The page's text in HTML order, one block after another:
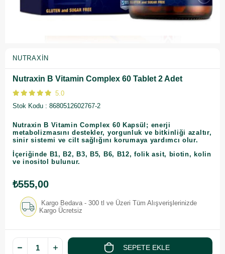
NUTRAXIN
Nutraxin B Vitamin Complex 60 Tablet 2 Adet
5.0
Stok Kodu
8680512602767-2
Nutraxin B Vitamin Complex 60 Kapsül; enerji
metabolizmasını destekler, yorgunluk ve bitkinliği azaltır,
sinir sistemi ve cilt sağlığını korumaya yardımcı olur.
İçeriğinde B1, B2, B3, B5, B6, B12, folik asit, biotin, kolin
ve inositol bulunur.
₺555,00
Kargo Bedava - 300 tl ve Üzeri Tüm Alışverişlerinizde
Kargo Ücretsiz